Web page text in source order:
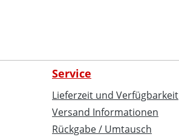
Service
Lieferzeit und Verfügbarkeit
Versand Informationen
Rückgabe / Umtausch